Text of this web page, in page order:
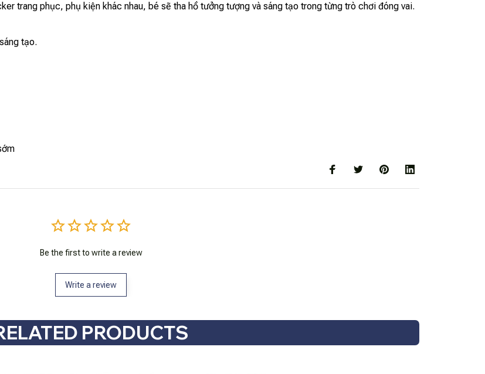
trang phục, phụ kiện khác nhau, bé sẽ tha hồ tưởng tượng và sáng tạo trong từng trò chơi đóng vai.
tạo.
Be the first to write a review
Write a review
PRODUCTS